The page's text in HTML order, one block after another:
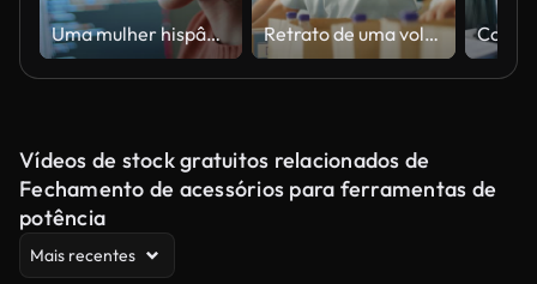
Uma mulher hispânica adulta com óculos focados em codificação em monitores duplos trabalhando tarde da noite Retrato de uma voluntária negra latina preparando entrega de comida gratuita para pessoas de baixa renda. Trabalhadores de caridade e membros da comunidade trabalham juntos no Centro Local de Doação de Ajuda Humanitária.
Vídeos de stock gratuitos relacionados de
Fechamento de acessórios para ferramentas de
potência
Mais recentes